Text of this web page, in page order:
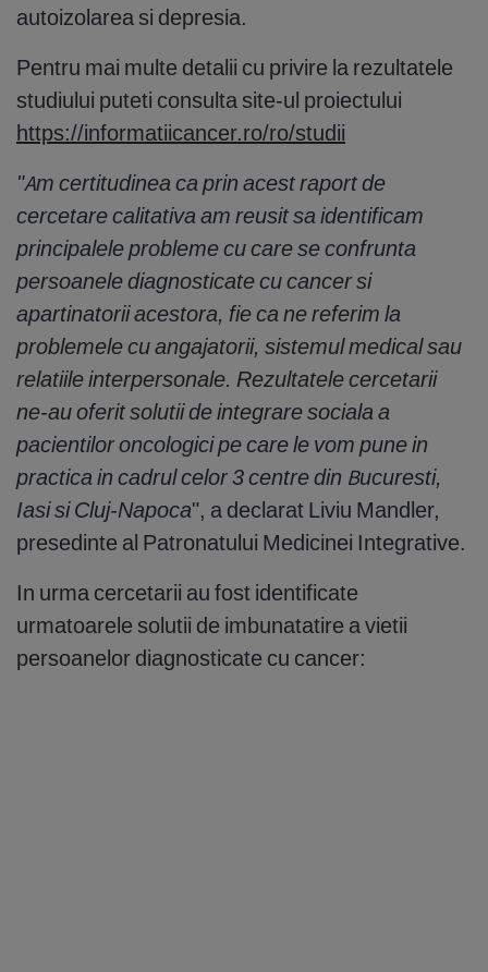
autoizolarea si depresia.
Pentru mai multe detalii cu privire la rezultatele
studiului puteti consulta site-ul proiectului
https://informatiicancer.ro/ro/studii
"Am certitudinea ca prin acest raport de
cercetare calitativa am reusit sa identificam
principalele probleme cu care se confrunta
persoanele diagnosticate cu cancer si
apartinatorii acestora, fie ca ne referim la
problemele cu angajatorii, sistemul medical sau
relatiile interpersonale. Rezultatele cercetarii
ne-au oferit solutii de integrare sociala a
pacientilor oncologici pe care le vom pune in
practica in cadrul celor 3 centre din Bucuresti,
Iasi si Cluj-Napoca", a declarat Liviu Mandler,
presedinte al Patronatului Medicinei Integrative.
In urma cercetarii au fost identificate
urmatoarele solutii de imbunatatire a vietii
persoanelor diagnosticate cu cancer: